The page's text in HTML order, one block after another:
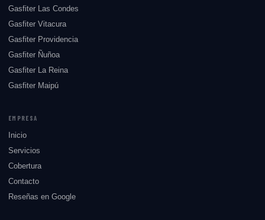
Gasfiter Las Condes
Gasfiter Vitacura
Gasfiter Providencia
Gasfiter Ñuñoa
Gasfiter La Reina
Gasfiter Maipú
EMPRESA
Inicio
Servicios
Cobertura
Contacto
Reseñas en Google